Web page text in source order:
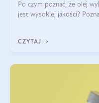
Po czym poznać, że olej
jest wysokiej jakości?
CZYTAJ